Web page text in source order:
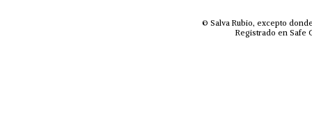
© Salva Rubio, excepto
Registrado en Safe